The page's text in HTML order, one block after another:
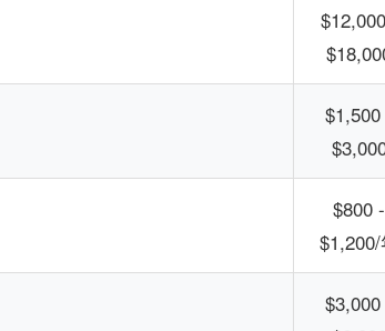
$800 -